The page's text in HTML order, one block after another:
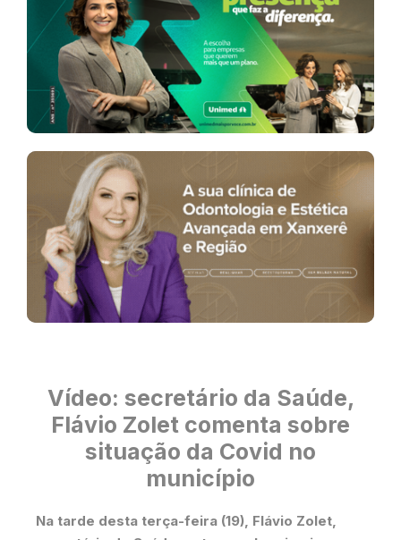
Vídeo: secretário da Saúde,
Flávio Zolet comenta sobre
situação da Covid no
município
Na tarde desta terça-feira (19), Flávio Zolet,